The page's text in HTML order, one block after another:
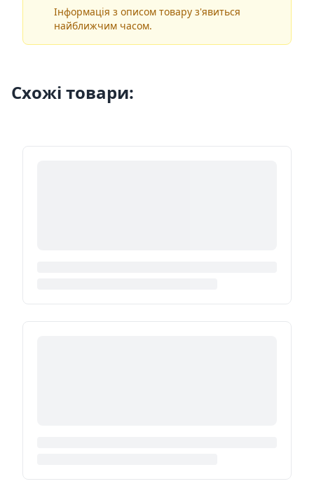
Інформація з описом товару з'явиться
найближчим часом.
Схожі товари: